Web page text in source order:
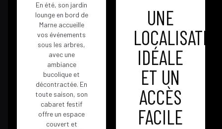
En été, son jardin
lounge en bord de
Marne accueille
vos événements
sous les arbres,
avec une
ambiance
bucolique et
décontractée. En
toute saison, son
cabaret festif
offre un espace
couvert et
UNE
IDÉALE
ET UN
ACCÈS
FACILE